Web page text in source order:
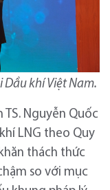
Dầu khí Việt Nam.
TS. Nguyễn Quốc
LNG theo Quy
thách thức
so với mục